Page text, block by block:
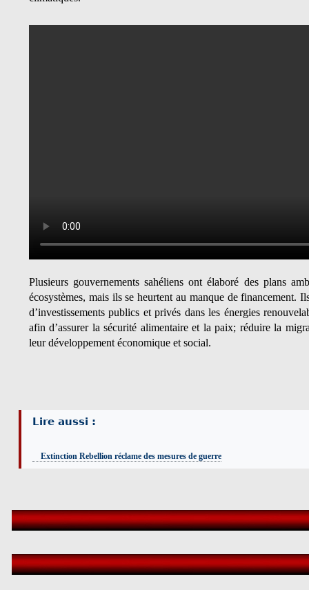
Plusieurs gouvernements sahéliens ont élaboré des plans
écosystèmes, mais ils se heurtent au manque de financement.
d’investissements publics et privés dans les énergies
afin d’assurer la sécurité alimentaire et la paix; réduire la
leur développement économique et social.
Lire aussi :
Extinction Rebellion réclame des mesures de guerre